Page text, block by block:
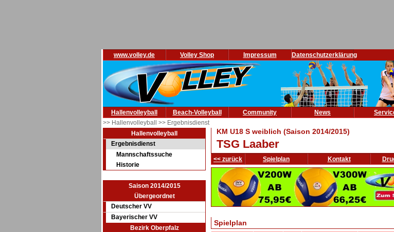
www.volley.de Volley Shop Impressum Datenschutzerklärung
Hallenvolleyball Beach-Volleyball Community News
>> Hallenvolleyball >> Ergebnisdienst
Hallenvolleyball
Ergebnisdienst
Mannschaftssuche
Historie
Saison 2014/2015
Übergeordnet
Deutscher VV
Bayerischer VV
Bezirk Oberpfalz
KM U18 S weiblich (Saison 2014/2015)
TSG Laaber
<< zurück Spielplan Kontakt
Spielplan